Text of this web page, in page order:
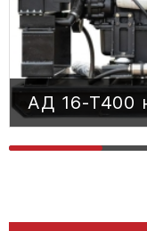
АД 16-Т400
АД 16-Т400